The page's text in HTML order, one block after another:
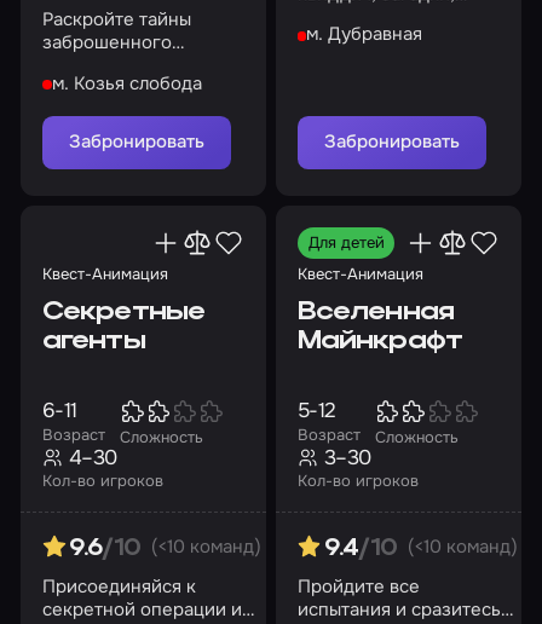
Раскройте тайны
заброшенного
м. Козья слобода
Забронировать
м. Дубравная
Забронировать
Квест-Анимация
Секретные
агенты
Возраст
6-11
Сложность
Кол-во игроков
4–30
9.6/10 (<10 команд)
Присоединяйся к
секретной операции и
Для детей
Квест-Анимация
Вселенная
Майнкрафт
Возраст
5-12
Сложность
Кол-во игроков
3–30
9.4/10 (<10 команд)
Пройдите все
испытания и сразитесь с